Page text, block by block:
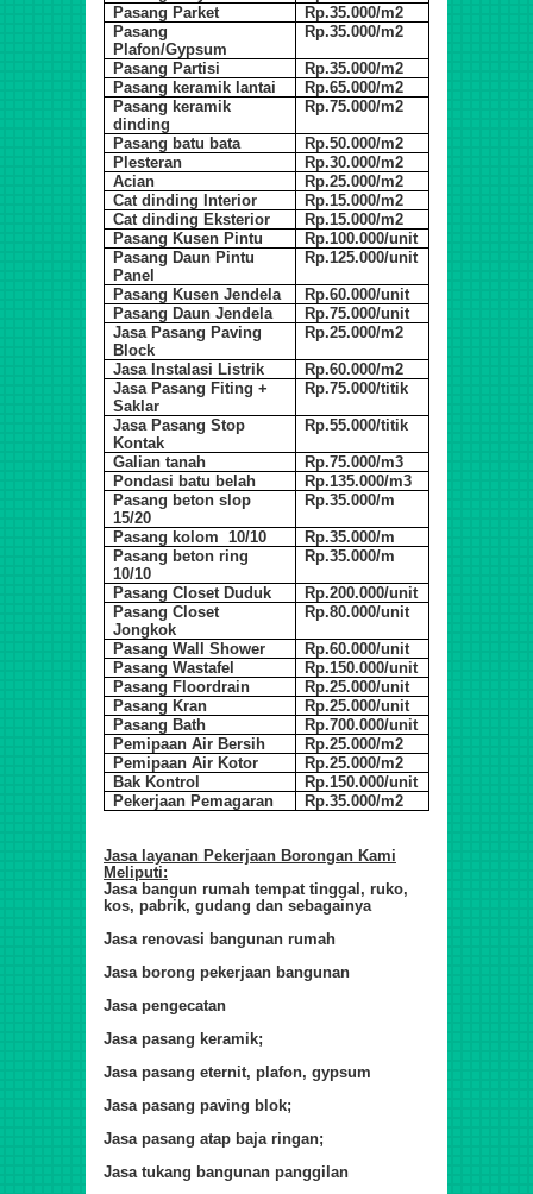
Pasang Parket
Rp.35.000/m2
Pasang
Plafon/Gypsum
Rp.35.000/m2
Pasang Partisi
Rp.35.000/m2
Pasang keramik lantai
Rp.65.000/m2
Pasang keramik
dinding
Rp.75.000/m2
Pasang batu bata
Rp.50.000/m2
Plesteran
Rp.30.000/m2
Acian
Rp.25.000/m2
Cat dinding Interior
Rp.15.000/m2
Cat dinding Eksterior
Rp.15.000/m2
Pasang Kusen Pintu
Rp.100.000/unit
Pasang Daun Pintu
Panel
Rp.125.000/unit
Pasang Kusen Jendela
Rp.60.000/unit
Pasang Daun Jendela
Rp.75.000/unit
Jasa Pasang Paving
Block
Rp.25.000/m2
Jasa Instalasi Listrik
Rp.60.000/m2
Jasa Pasang Fiting +
Saklar
Rp.75.000/titik
Jasa Pasang Stop
Kontak
Rp.55.000/titik
Galian tanah
Rp.75.000/m3
Pondasi batu belah
Rp.135.000/m3
Pasang beton slop
15/20
Rp.35.000/m
Pasang kolom 10/10
Rp.35.000/m
Pasang beton ring
10/10
Rp.35.000/m
Pasang Closet Duduk
Rp.200.000/unit
Pasang Closet
Jongkok
Rp.80.000/unit
Pasang Wall Shower
Rp.60.000/unit
Pasang Wastafel
Rp.150.000/unit
Pasang Floordrain
Rp.25.000/unit
Pasang Kran
Rp.25.000/unit
Pasang Bath
Rp.700.000/unit
Pemipaan Air Bersih
Rp.25.000/m2
Pemipaan Air Kotor
Rp.25.000/m2
Bak Kontrol
Rp.150.000/unit
Pekerjaan Pemagaran
Rp.35.000/m2
Jasa layanan Pekerjaan Borongan Kami
Meliputi:
Jasa bangun rumah tempat tinggal, ruko,
kos, pabrik, gudang dan sebagainya
Jasa renovasi bangunan rumah
Jasa borong pekerjaan bangunan
Jasa pengecatan
Jasa pasang keramik;
Jasa pasang eternit, plafon, gypsum
Jasa pasang paving blok;
Jasa pasang atap baja ringan;
Jasa tukang bangunan panggilan